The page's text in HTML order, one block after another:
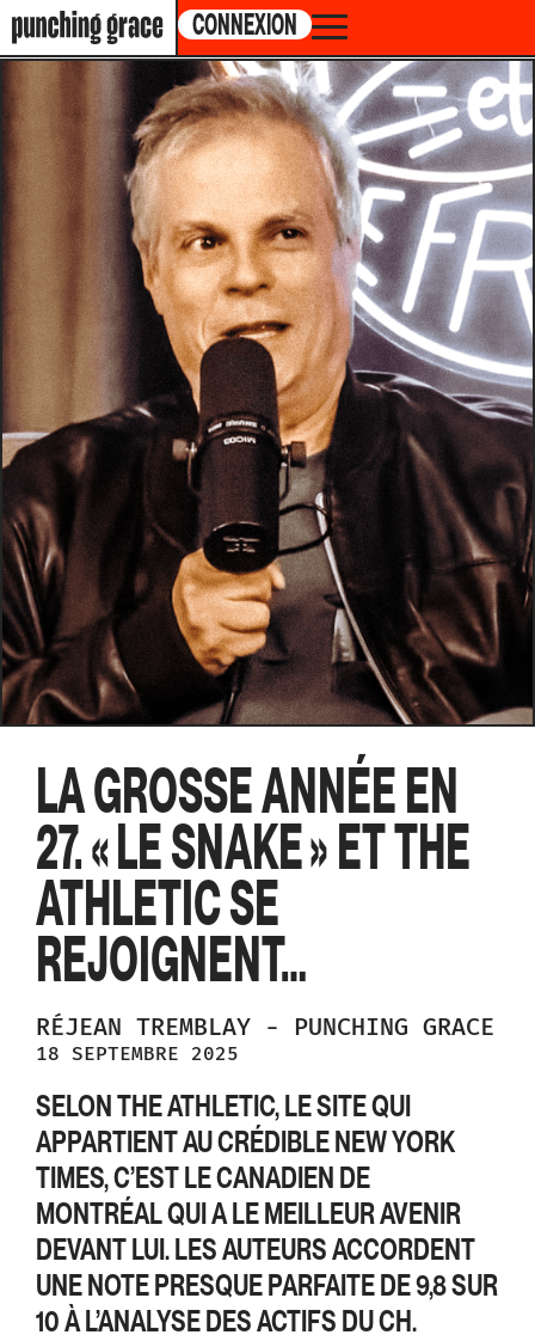
CONNEXION
LA GROSSE ANNÉE EN
27. « LE SNAKE » ET THE
ATHLETIC SE
REJOIGNENT…
RÉJEAN TREMBLAY - PUNCHING GRACE
18 SEPTEMBRE 2025
SELON THE ATHLETIC, LE SITE QUI
APPARTIENT AU CRÉDIBLE NEW YORK
TIMES, C’EST LE CANADIEN DE
MONTRÉAL QUI A LE MEILLEUR AVENIR
DEVANT LUI. LES AUTEURS ACCORDENT
UNE NOTE PRESQUE PARFAITE DE 9,8 SUR
10 À L’ANALYSE DES ACTIFS DU CH.